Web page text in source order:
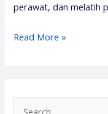
perawat, dan melatih
Pelatihan
–
Read More »